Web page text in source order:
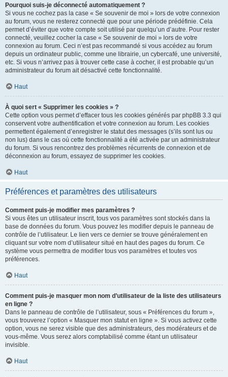
Pourquoi suis-je déconnecté automatiquement ?
Si vous ne cochez pas la case « Se souvenir de moi » lors de votre connexion
au forum, vous ne resterez connecté que pour une période prédéfinie. Cela
permet d’éviter que votre compte soit utilisé par quelqu’un d’autre. Pour rester
connecté, veuillez cocher la case « Se souvenir de moi » lors de votre
connexion au forum. Ceci n’est pas recommandé si vous accédez au forum
depuis un ordinateur public, comme une librairie, un cybercafé, une université,
etc. Si vous n’arrivez pas à trouver cette case à cocher, il est probable qu’un
administrateur du forum ait désactivé cette fonctionnalité.
Haut
À quoi sert « Supprimer les cookies » ?
Cette option vous permet d’effacer tous les cookies générés par phpBB 3.3 qui
conservent votre authentification et votre connexion au forum. Les cookies
permettent également d’enregistrer le statut des messages (s’ils sont lus ou
non lus) dans le cas où cette fonctionnalité a été activée par un administrateur
du forum. Si vous rencontrez des problèmes récurrents de connexion et de
déconnexion au forum, essayez de supprimer les cookies.
Haut
Préférences et paramètres des utilisateurs
Comment puis-je modifier mes paramètres ?
Si vous êtes un utilisateur inscrit, tous vos paramètres sont stockés dans la
base de données du forum. Vous pouvez les modifier depuis le panneau de
contrôle de l’utilisateur. Le lien vers ce dernier se trouve généralement en
cliquant sur votre nom d’utilisateur situé en haut des pages du forum. Ce
système vous permettra de modifier tous vos paramètres et toutes vos
préférences.
Haut
Comment puis-je masquer mon nom d’utilisateur de la liste des utilisateurs
en ligne ?
Dans le panneau de contrôle de l’utilisateur, sous « Préférences du forum »,
vous trouverez l’option « Masquer mon statut en ligne ». Si vous activez cette
option, vous ne serez visible que des administrateurs, des modérateurs et de
vous-même. Vous serez alors comptabilisé comme étant un utilisateur
invisible.
Haut